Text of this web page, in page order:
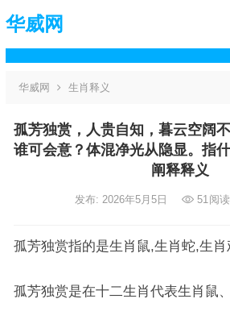
华威网
华威网 生肖释义
孤芳独赏，人贵自知，暮云空阔
谁可会意？体混净光从隐显。指
阐释释义
发布: 2026年5月5日 51阅读
孤芳独赏指的是生肖鼠,生肖蛇,生肖
孤芳独赏是在十二生肖代表生肖鼠